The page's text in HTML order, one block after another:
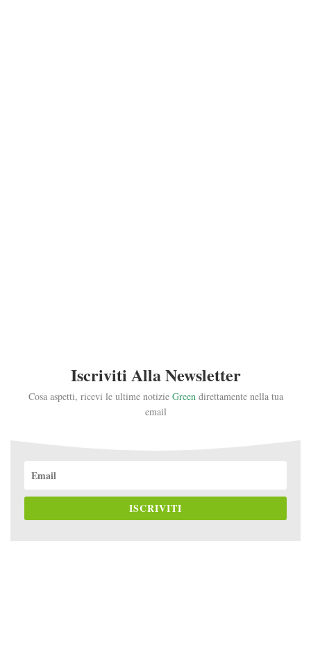
Iscriviti Alla Newsletter
Cosa aspetti, ricevi le ultime notizie Greendirettamente nella tua
email
ISCRIVITI